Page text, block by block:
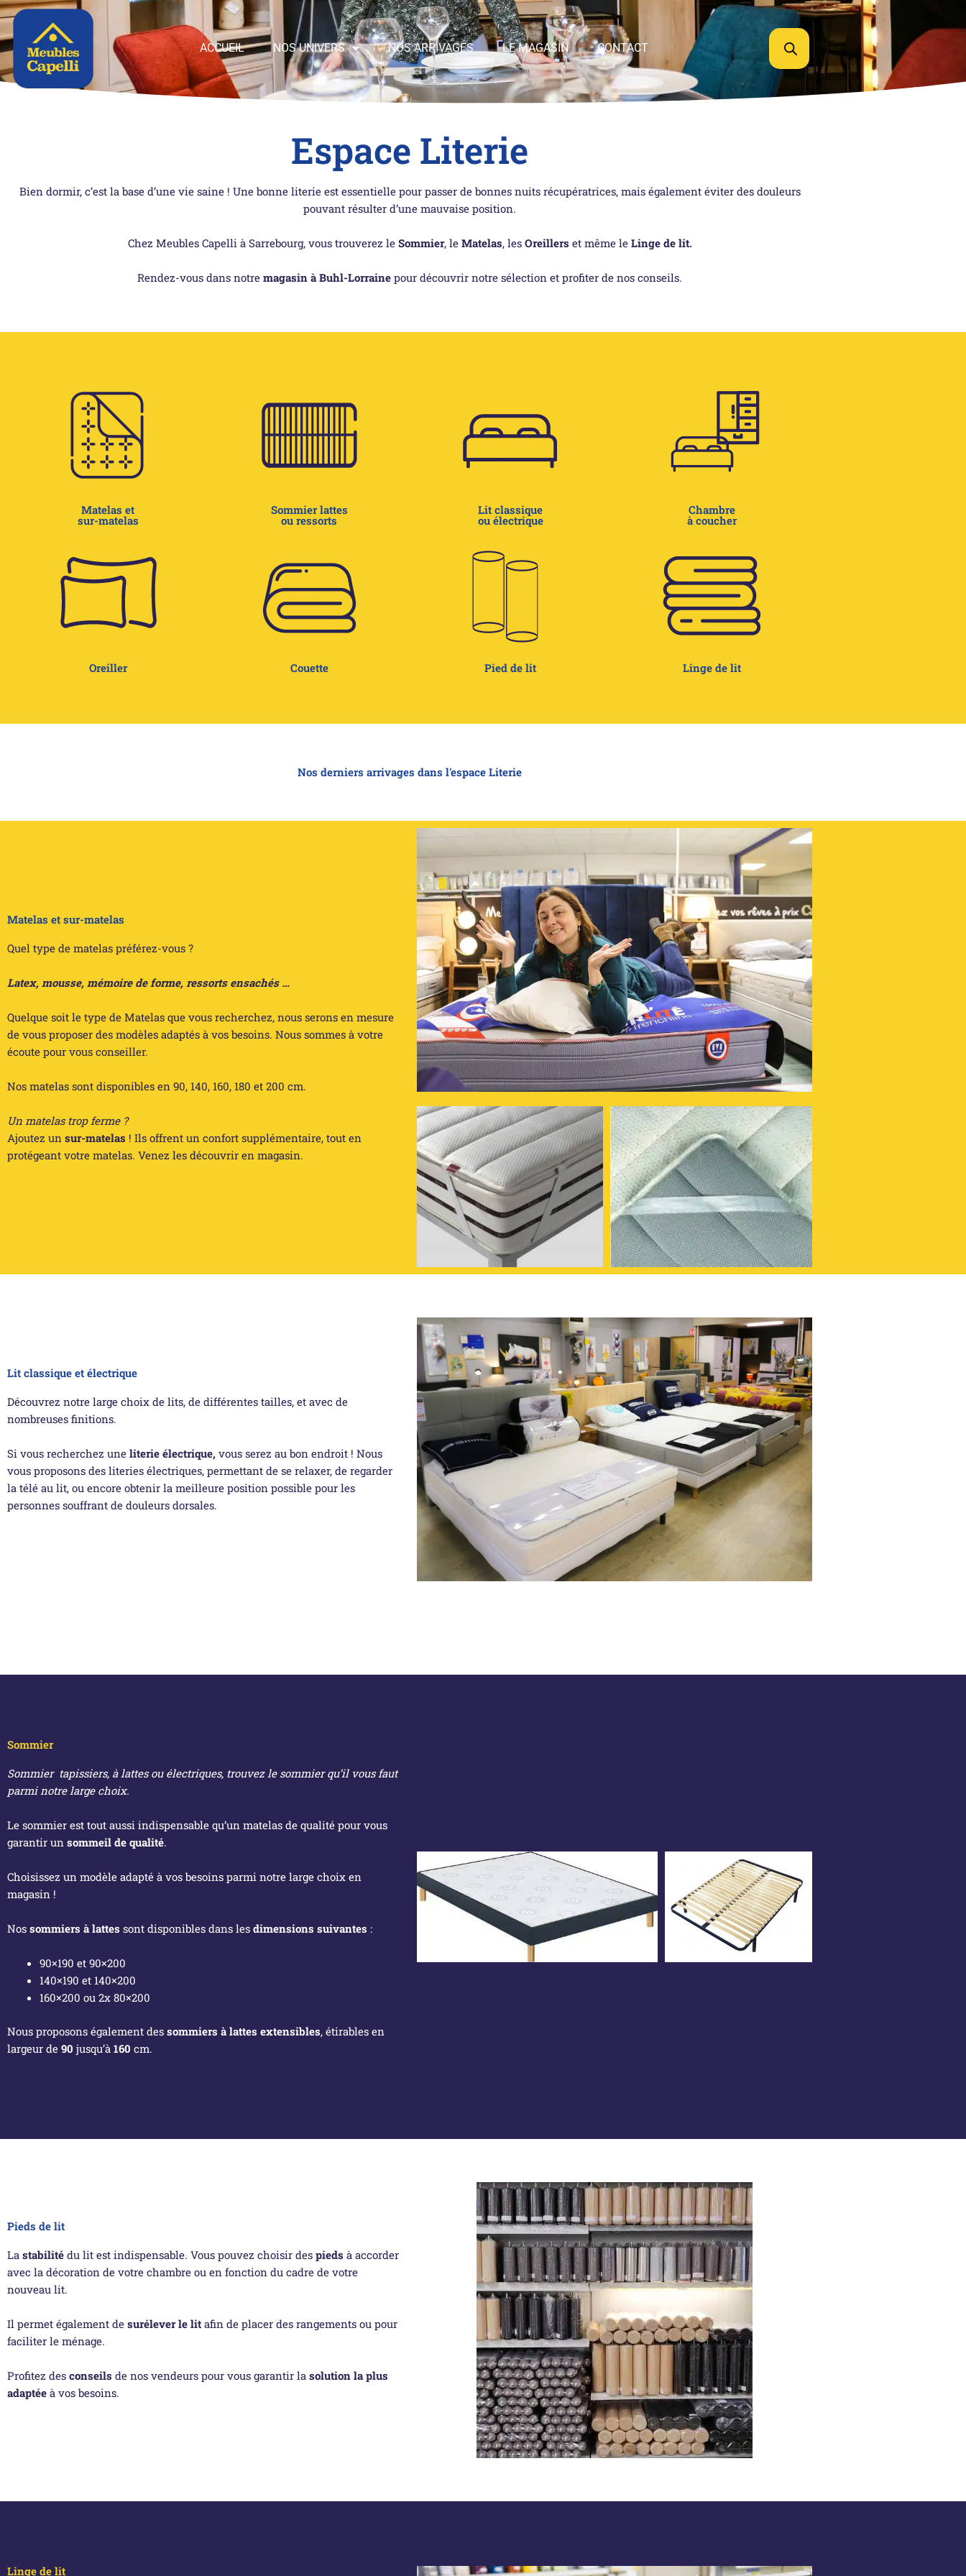
ACCUEIL NOS UNIVERS NOS ARRIVAGES LE MAGASIN CONTACT
Espace Literie
Bien dormir, c’est la base d’une vie saine ! Une bonne literie est essentielle pour passer de bonnes nuits récupératrices, mais également éviter des douleurs
pouvant résulter d’une mauvaise position.
Chez Meubles Capelli à Sarrebourg, vous trouverez le Sommier, le Matelas, les Oreillers et même le Linge de lit.
Rendez-vous dans notre magasin à Buhl-Lorraine pour découvrir notre sélection et profiter de nos conseils.
Matelas et
sur-matelas
Sommier lattes
ou ressorts
Lit classique
ou électrique
Chambre
à coucher
Oreiller Couette Pied de lit Linge de lit
Nos derniers arrivages dans l'espace Literie
Matelas et sur-matelas
Quel type de matelas préférez-vous ?
Latex, mousse, mémoire de forme, ressorts ensachés …
Quelque soit le type de Matelas que vous recherchez, nous serons en mesure
de vous proposer des modèles adaptés à vos besoins. Nous sommes à votre
écoute pour vous conseiller.
Nos matelas sont disponibles en 90, 140, 160, 180 et 200 cm.
Un matelas trop ferme ?
Ajoutez un sur-matelas ! Ils offrent un confort supplémentaire, tout en
protégeant votre matelas. Venez les découvrir en magasin.
Lit classique et électrique
Découvrez notre large choix de lits, de différentes tailles, et avec de
nombreuses finitions.
Si vous recherchez une literie électrique, vous serez au bon endroit ! Nous
vous proposons des literies électriques, permettant de se relaxer, de regarder
la télé au lit, ou encore obtenir la meilleure position possible pour les
personnes souffrant de douleurs dorsales.
Sommier
Sommier tapissiers, à lattes ou électriques, trouvez le sommier qu’il vous faut
parmi notre large choix.
Le sommier est tout aussi indispensable qu’un matelas de qualité pour vous
garantir un sommeil de qualité.
Choisissez un modèle adapté à vos besoins parmi notre large choix en
magasin !
Nos sommiers à lattes sont disponibles dans les dimensions suivantes :
90×190 et 90×200
140×190 et 140×200
160×200 ou 2x 80×200
Nous proposons également des sommiers à lattes extensibles, étirables en
largeur de 90 jusqu’à 160 cm.
Pieds de lit
La stabilité du lit est indispensable. Vous pouvez choisir des pieds à accorder
avec la décoration de votre chambre ou en fonction du cadre de votre
nouveau lit.
Il permet également de surélever le lit afin de placer des rangements ou pour
faciliter le ménage.
Profitez des conseils de nos vendeurs pour vous garantir la solution la plus
adaptée à vos besoins.
Linge de lit
Panneau de gestion des cookies